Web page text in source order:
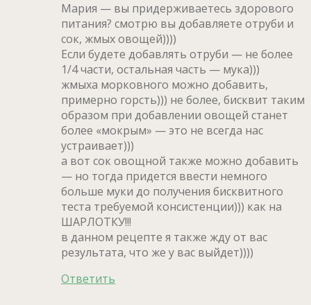
Мария — вы придерживаетесь здорового
питания? смотрю вы добавляете отруби и
сок, жмых овощей))))
Если будете добавлять отруби — не более
1/4 части, остальная часть — мука)))
жмыха морковного можно добавить,
примерно горсть))) не более, бисквит таким
образом при добавлении овощей станет
более «мокрым» — это не всегда нас
устраивает)))
а вот сок овощной также можно добавить
— но тогда придется ввести немного
больше муки до получения бисквитного
теста требуемой консистенции))) как на
ШАРЛОТКУ!!!
в данном рецепте я также жду от вас
результата, что же у вас выйдет))))
Ответить